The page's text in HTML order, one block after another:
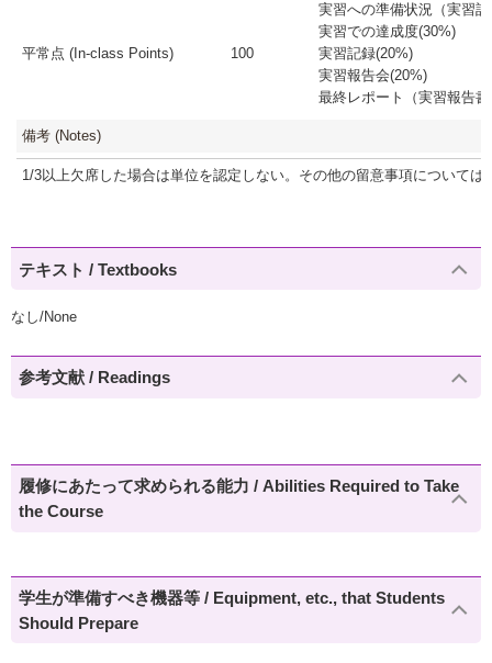
平常点 (In-class Points) 100
実習への準備状況（実習
実習での達成度(30%)
実習記録(20%)
実習報告会(20%)
最終レポート（実習報告
備考 (Notes)
1/3以上欠席した場合は単位を認定しない。その他の留意事項については
テキスト / Textbooks
なし/None
参考文献 / Readings
履修にあたって求められる能力 / Abilities Required to Take
the Course
学生が準備すべき機器等 / Equipment, etc., that Students
Should Prepare